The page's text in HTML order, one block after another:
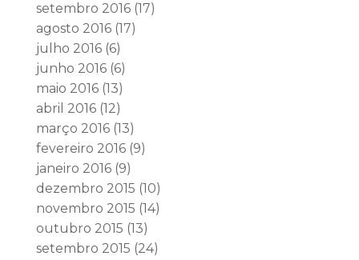
setembro 2016(17)
agosto 2016(17)
julho 2016(6)
junho 2016(6)
maio 2016(13)
abril 2016(12)
março 2016(13)
fevereiro 2016(9)
janeiro 2016(9)
dezembro 2015 (10)
novembro 2015 (14)
outubro 2015 (13)
setembro 2015 (24)